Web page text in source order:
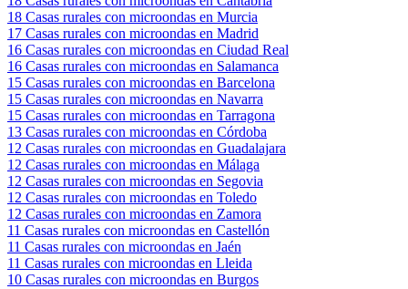
18 Casas rurales con microondas en Murcia
17 Casas rurales con microondas en Madrid
16 Casas rurales con microondas en Ciudad Real
16 Casas rurales con microondas en Salamanca
15 Casas rurales con microondas en Barcelona
15 Casas rurales con microondas en Navarra
15 Casas rurales con microondas en Tarragona
13 Casas rurales con microondas en Córdoba
12 Casas rurales con microondas en Guadalajara
12 Casas rurales con microondas en Málaga
12 Casas rurales con microondas en Segovia
12 Casas rurales con microondas en Toledo
12 Casas rurales con microondas en Zamora
11 Casas rurales con microondas en Castellón
11 Casas rurales con microondas en Jaén
11 Casas rurales con microondas en Lleida
10 Casas rurales con microondas en Burgos